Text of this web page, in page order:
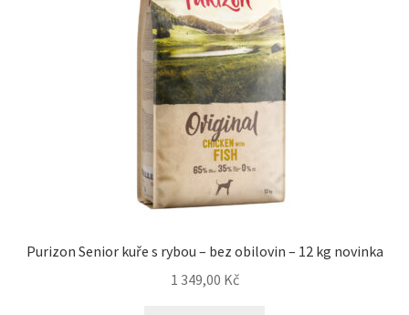
Purizon Senior kuře s rybou – bez obilovin – 12 kg novinka
1 349,00 Kč